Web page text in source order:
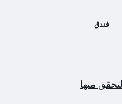
فندق